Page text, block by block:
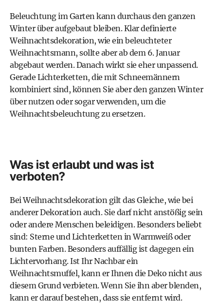
Beleuchtung im Garten kann durchaus den ganzen
Winter über aufgebaut bleiben. Klar definierte
Weihnachtsdekoration, wie ein beleuchteter
Weihnachtsmann, sollte aber ab dem 6. Januar
abgebaut werden. Danach wirkt sie eher unpassend.
Gerade Lichterketten, die mit Schneemännern
kombiniert sind, können Sie aber den ganzen Winter
über nutzen oder sogar verwenden, um die
Weihnachtsbeleuchtung zu ersetzen.
Was ist erlaubt und was ist
verboten?
Bei Weihnachtsdekoration gilt das Gleiche, wie bei
anderer Dekoration auch. Sie darf nicht anstößig sein
oder andere Menschen beleidigen. Besonders beliebt
sind: Sterne und Lichterketten in Warmweiß oder
bunten Farben. Besonders auffällig ist dagegen ein
Lichtervorhang. Ist Ihr Nachbar ein
Weihnachtsmuffel, kann er Ihnen die Deko nicht aus
diesem Grund verbieten. Wenn Sie ihn aber blenden,
kann er darauf bestehen, dass sie entfernt wird.